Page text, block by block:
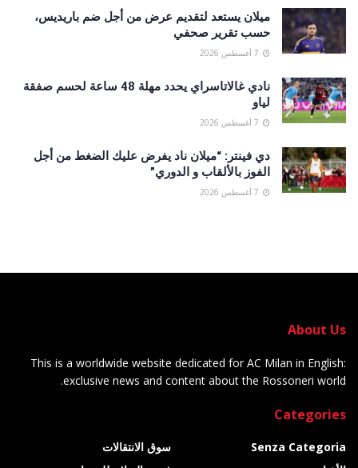
ميلان يستعد لتقديم عرض من أجل ضم باريديس،
حسب تقرير صحفي
نادي غالاتاسراي يحدد مهلة 48 ساعة لحسم صفقة
لياو
دي فينتر: “ميلان ناد يفرض عليك الضغط من أجل
الفوز بالألقاب و الدوري”
About Us
This is a worldwide website dedicated for AC Milan in English:
exclusive news and content about the Rossoneri world.
Categories
Senza Categoria
سوق الانتقالات